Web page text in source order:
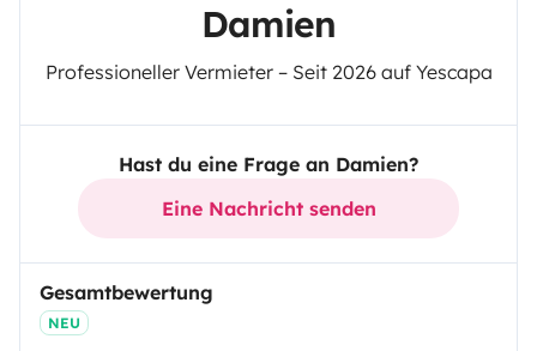
Damien
Professioneller Vermieter – Seit 2026 auf Yescapa
Hast du eine Frage an Damien?
Eine Nachricht senden
Gesamtbewertung
NEU